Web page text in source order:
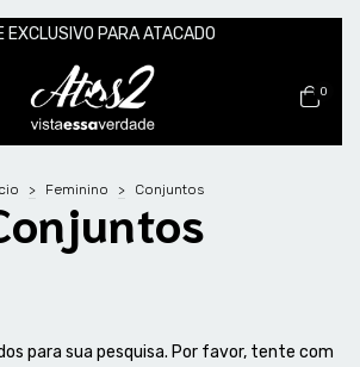
EXCLUSIVO PARA ATACADO
0
> Feminino > Conjuntos
para sua pesquisa. Por favor, tente com